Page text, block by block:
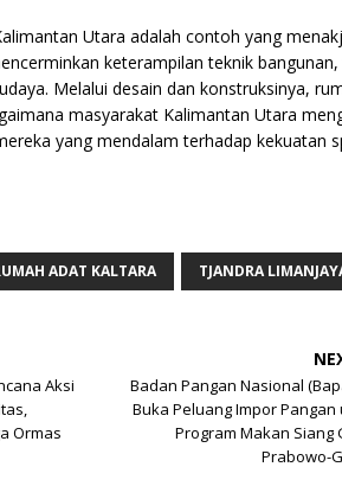
Utara adalah contoh yang
keterampilan teknik
Melalui desain dan konstruksinya,
masyarakat Kalimantan Utara
yang mendalam terhadap kekuatan
ADAT KALTARA TJANDRA
Aksi
Ormas
Badan Pangan Nasional
Buka Peluang Impor Pangan
Program Makan Siang
Prabowo-